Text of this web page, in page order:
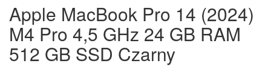
Apple MacBook Pro 14 (2024)
M4 Pro 4,5 GHz 24 GB RAM
512 GB SSD Czarny